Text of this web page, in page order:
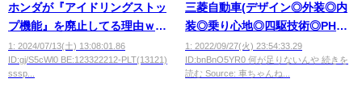
ホンダが『アイドリングストッ
プ機能』を廃止してる理由ｗｗ
ｗｗｗｗｗｗ
1: 2024/07/13(土) 13:08:01.86
ID:gj/S5cWl0 BE:123322212-PLT(13121)
sssp...
三菱自動車(デザイン◎外装◎内
装◎乗り心地◎四駆技術◎PHEV
技術◎静音技術◎)←人気ない理
由
1: 2022/09/27(火) 23:54:33.29
ID:bnBnO5YR0 何が足りないんや 続きを
読む Source: 車ちゃんね...